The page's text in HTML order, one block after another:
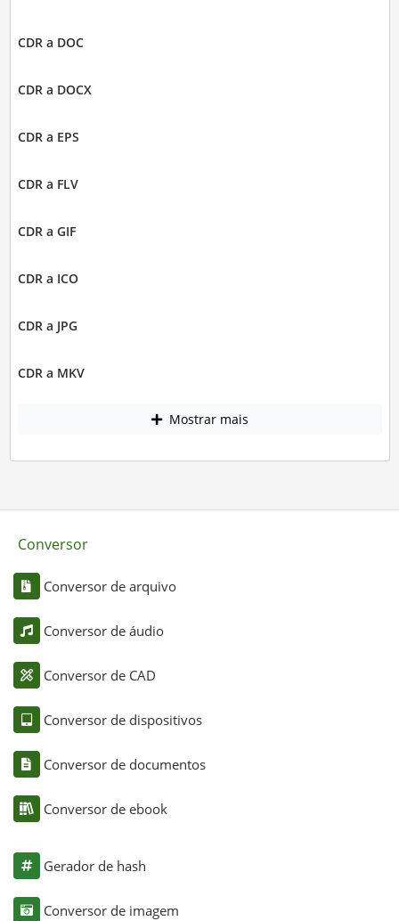
CDR a DOC
CDR a DOCX
CDR a EPS
CDR a FLV
CDR a GIF
CDR a ICO
CDR a JPG
CDR a MKV
Mostrar mais
Conversor
Conversor de arquivo
Conversor de áudio
Conversor de CAD
Conversor de dispositivos
Conversor de documentos
Conversor de ebook
Gerador de hash
Conversor de imagem